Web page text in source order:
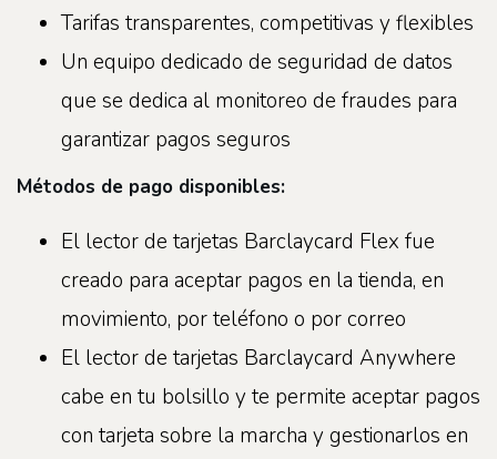
Tarifas transparentes, competitivas y flexibles
Un equipo dedicado de seguridad de datos
que se dedica al monitoreo de fraudes para
garantizar pagos seguros
Métodos de pago disponibles:
El lector de tarjetas Barclaycard Flex fue
creado para aceptar pagos en la tienda, en
movimiento, por teléfono o por correo
El lector de tarjetas Barclaycard Anywhere
cabe en tu bolsillo y te permite aceptar pagos
con tarjeta sobre la marcha y gestionarlos en